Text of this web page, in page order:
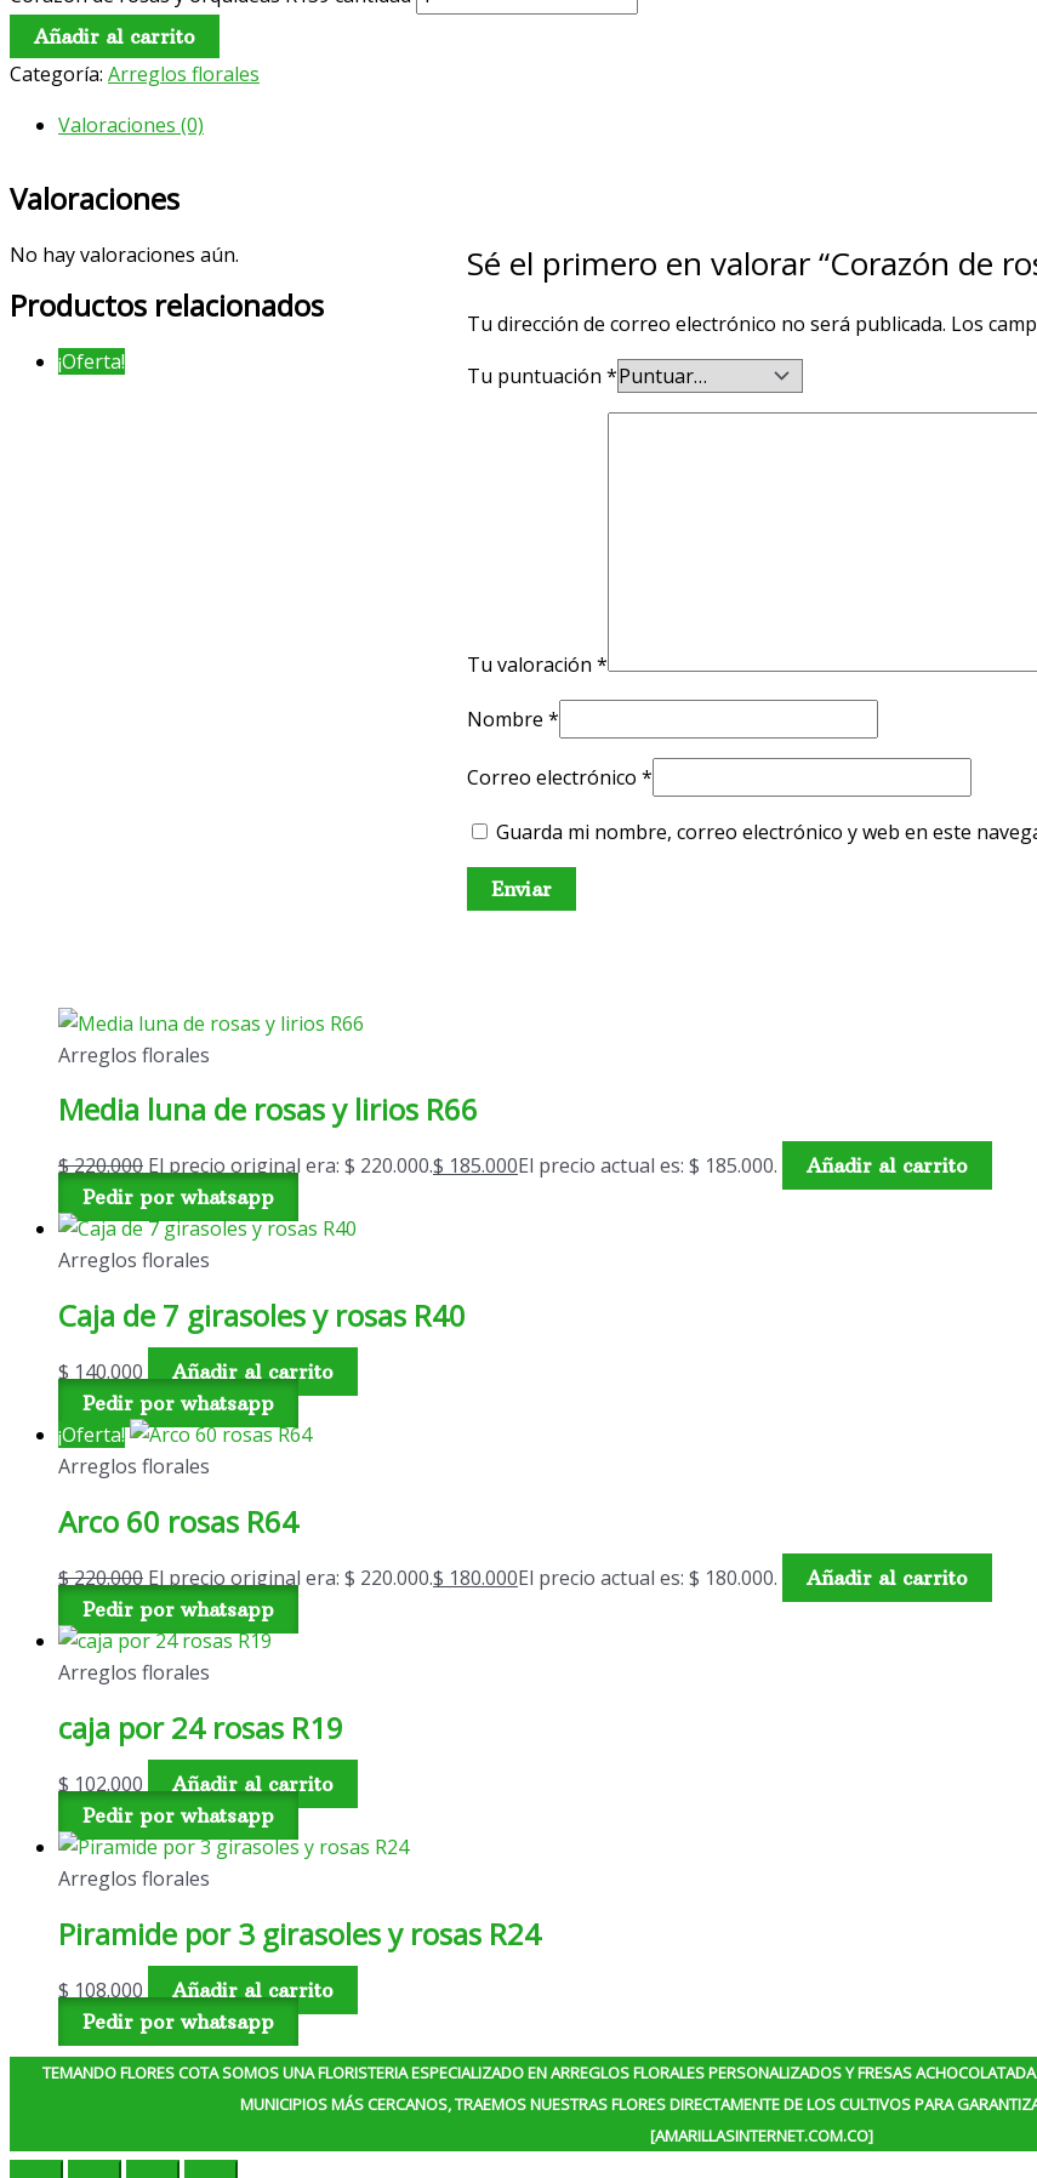
Añadir al carrito
Categoría: Arreglos florales
Valoraciones (0)
Valoraciones
No hay valoraciones aún. Sé el primero en valorar “Corazón de
Tu dirección de correo electrónico no será publicada. Los
Tu puntuación*
Tu valoración*
Nombre*
Correo electrónico*
Guarda mi nombre, correo electrónico y web en este
Productos relacionados
¡Oferta!
Arreglos florales
Media luna de rosas y lirios R66
$220.000 El precio original era: $ 220.000.$ 185.000El precio actual es: $ 185.000.
Añadir al carrito
Pedir por whatsapp
Arreglos florales
Caja de 7 girasoles y rosas R40
$ 140.000
Añadir al carrito
Pedir por whatsapp
¡Oferta!
Arreglos florales
Arco 60 rosas R64
$220.000 El precio original era: $ 220.000.$ 180.000El precio actual es: $ 180.000.
Añadir al carrito
Pedir por whatsapp
Arreglos florales
caja por 24 rosas R19
$ 102.000
Añadir al carrito
Pedir por whatsapp
Arreglos florales
Piramide por 3 girasoles y rosas R24
$ 108.000
Añadir al carrito
Pedir por whatsapp
TEMANDO FLORES COTA SOMOS UNA FLORISTERIA ESPECIALIZADO EN ARREGLOS FLORALES PERSONALIZADOS Y FRESAS
MUNICIPIOS MÁS CERCANOS, TRAEMOS NUESTRAS FLORES DIRECTAMENTE DE LOS CULTIVOS PARA
[AMARILLASINTERNET.COM.CO]